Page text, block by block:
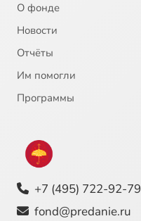
О фонде
Новости
Отчёты
Им помогли
Программы
+7 (495) 722-92-79
fond@predanie.ru